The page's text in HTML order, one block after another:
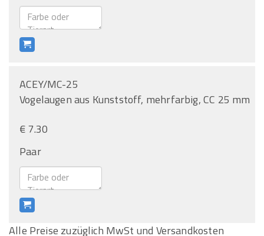
ACEY/MC-25
Vogelaugen aus Kunststoff, mehrfarbig, CC 25 mm
€ 7.30
Paar
Alle Preise zuzüglich MwSt und Versandkosten